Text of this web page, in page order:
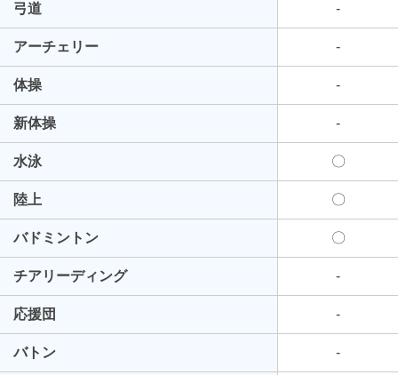
弓道 -
アーチェリー -
体操 -
新体操 -
水泳 〇
陸上 〇
バドミントン 〇
チアリーディング -
応援団 -
バトン -